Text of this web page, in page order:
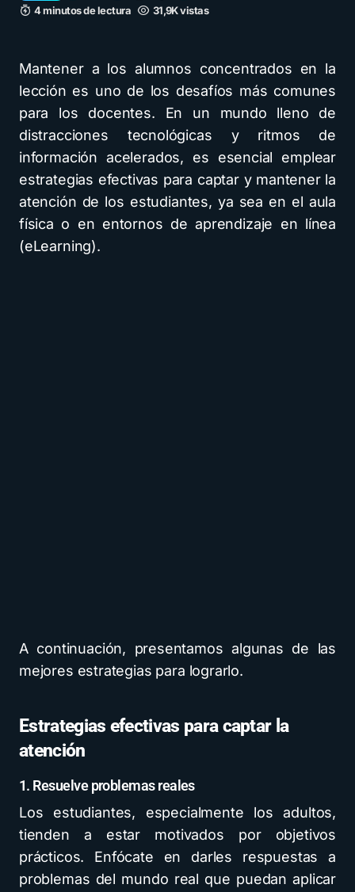
4 minutos de lectura 31,9K vistas
Mantener a los alumnos concentrados en la
lección es uno de los desafíos más comunes
para los docentes. En un mundo lleno de
distracciones tecnológicas y ritmos de
información acelerados, es esencial emplear
estrategias efectivas para captar y mantener la
atención de los estudiantes, ya sea en el aula
física o en entornos de aprendizaje en línea
(eLearning).
A continuación, presentamos algunas de las
mejores estrategias para lograrlo.
Estrategias efectivas para captar la
atención
1. Resuelve problemas reales
Los estudiantes, especialmente los adultos,
tienden a estar motivados por objetivos
prácticos. Enfócate en darles respuestas a
problemas del mundo real que puedan aplicar